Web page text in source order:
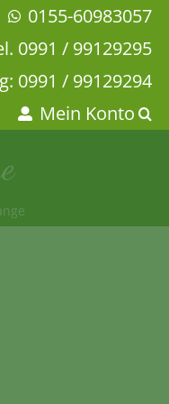
0155-60983057
0991 / 99129295
0991 / 99129294
Mein Konto